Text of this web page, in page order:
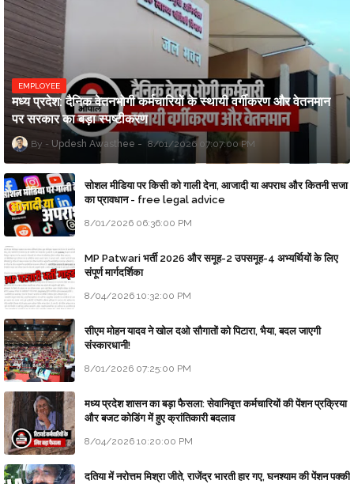
EMPLOYEE
मध्य प्रदेश: दैनिक वेतनभोगी कर्मचारियों के स्थायी वर्गीकरण और वेतनमान
पर सरकार का बड़ा स्पष्टीकरण
Updesh Awasthee 8/01/2026 07:07:00 PM
सोशल मीडिया पर किसी को गाली देना, आजादी या अपराध और कितनी सजा
का प्रावधान - free legal advice
8/01/2026 06:36:00 PM
MP Patwari भर्ती 2026 और समूह-2 उपसमूह-4 अभ्यर्थियों के लिए
संपूर्ण मार्गदर्शिका
8/04/2026 10:32:00 PM
सीएम मोहन यादव ने खोल दओ सौगातों को पिटारा, भैया, बदल जाएगी
संस्कारधानी!
8/01/2026 07:25:00 PM
मध्य प्रदेश शासन का बड़ा फैसला: सेवानिवृत्त कर्मचारियों की पेंशन प्रक्रिया
और बजट कोडिंग में हुए क्रांतिकारी बदलाव
8/04/2026 10:20:00 PM
दतिया में नरोत्तम मिश्रा जीते, राजेंद्र भारती हार गए, घनश्याम की पेंशन पक्की